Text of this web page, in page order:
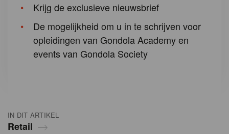
IN DIT ARTIKEL
Retail
Krijg de exclusieve nieuwsbrief
De mogelijkheid om u in te schrijven voor
opleidingen van Gondola Academy en
events van Gondola Society